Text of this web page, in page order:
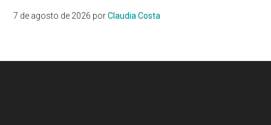
7 de agosto de 2026 porClaudia Costa